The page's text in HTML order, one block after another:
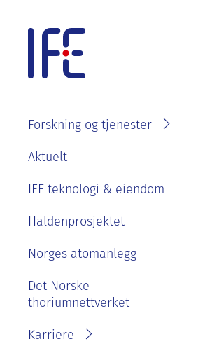
Forskning og tjenester
Prosjekter
Laboratorier
Tjenester
Aktuelt
IFE teknologi & eiendom
Haldenprosjektet
Norges atomanlegg
Det Norske
thoriumnettverket
Karriere
Se ledige stillinger
velferdsordninger
Sommerjobb eller
masteroppgave på
Om IFE
rapporter
Bærekraft og etikk
IFE sin historie
Personvernerklæring for
Kontakt IFE
Våre ansatte
Fakturainformasjon